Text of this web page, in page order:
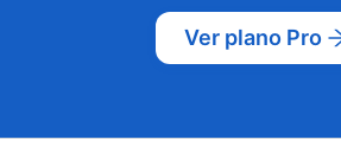
Ver plano Pro